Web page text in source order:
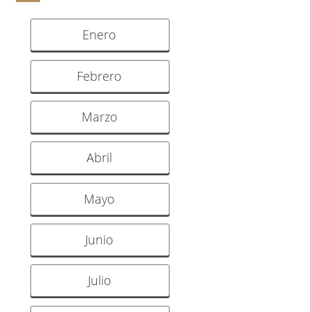
Enero
Febrero
Marzo
Abril
Mayo
Junio
Julio